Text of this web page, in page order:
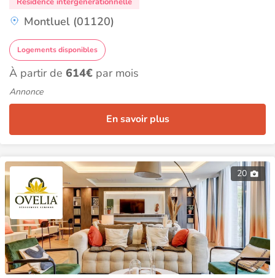
Montluel (01120)
Logements disponibles
À partir de 614€ par mois
Annonce
En savoir plus
20